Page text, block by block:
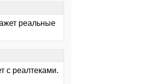
реальные
с реалтеками.